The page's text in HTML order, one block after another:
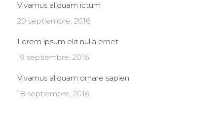
Vivamus aliquam ictum
20 septiembre, 2016
Lorem ipsum elit nulla emet
19 septiembre, 2016
Vivamus aliquam ornare sapien
18 septiembre, 2016